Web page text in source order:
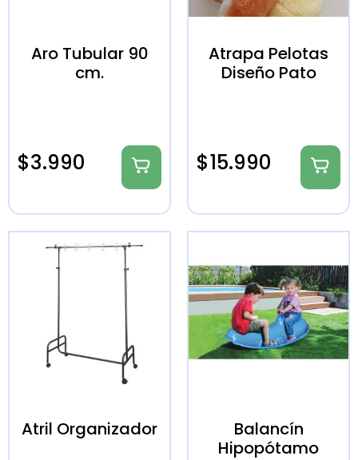
Aro Tubular 90
cm.
$3.990
Atrapa Pelotas
Diseño Pato
$15.990
Atril Organizador
Balancín
Hipopótamo